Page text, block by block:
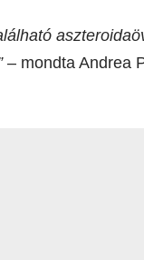
– mondta Andrea